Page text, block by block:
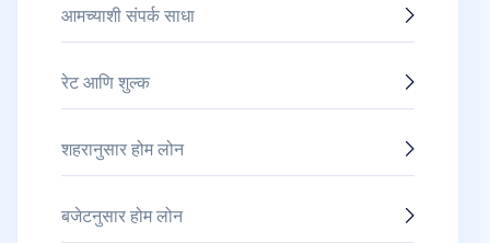
आमच्याशी संपर्क साधा
रेट आणि शुल्क
शहरानुसार होम लोन
बजेटनुसार होम लोन